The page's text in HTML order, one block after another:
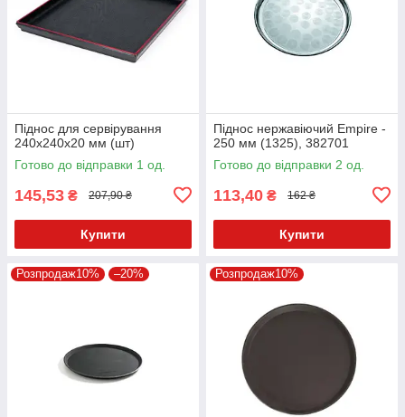
Піднос для сервірування
240х240х20 мм (шт)
Готово до відправки 1 од.
145,53 ₴ 207,90 ₴
Купити
Піднос нержавіючий Empire -
250 мм (1325), 382701
Готово до відправки 2 од.
113,40 ₴ 162 ₴
Купити
Розпродаж10% –20% Розпродаж10%